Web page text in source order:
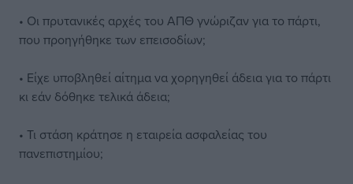
• Οι πρυτανικές αρχές του ΑΠΘ γνώριζαν για το πάρτι,
που προηγήθηκε των επεισοδίων;
• Είχε υποβληθεί αίτημα να χορηγηθεί άδεια για το πάρτι
κι εάν δόθηκε τελικά άδεια;
• Τι στάση κράτησε η εταιρεία ασφαλείας του
πανεπιστημίου;